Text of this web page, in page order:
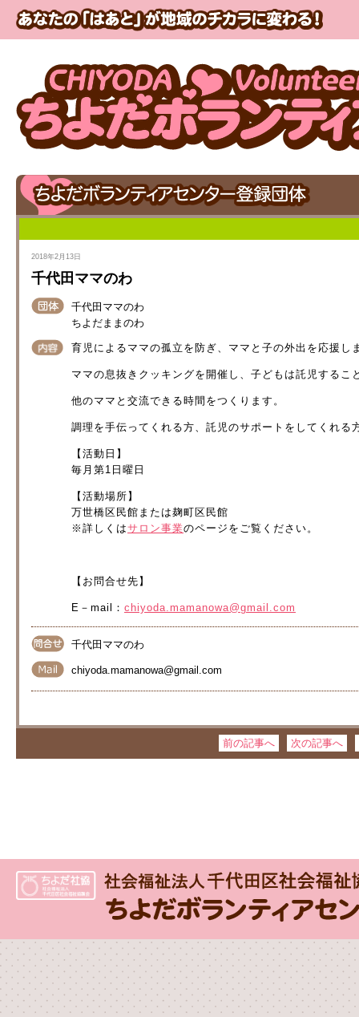
2018年2月13日
千代田ママのわ
千代田ママのわ
ちよだままのわ
育児によるママの孤立を防ぎ、ママと子の外出を応援し
ママの息抜きクッキングを開催し、子どもは託児するこ
他のママと交流できる時間をつくります。
調理を手伝ってくれる方、託児のサポートをしてくれる
【活動日】
毎月第1日曜日
【活動場所】
万世橋区民館または麹町区民館
※詳しくはサロン事業のページをご覧ください。
【お問合せ先】
E－mail： chiyoda.mamanowa@gmail.com
千代田ママのわ
chiyoda.mamanowa@gmail.com
前の記事へ 次の記事へ